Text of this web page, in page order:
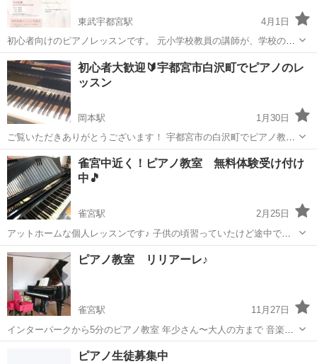
東武宇都宮駅
4月1日
初心者向けのピアノレッスンです。 元小学校教員の講師が、学校の音
楽の授業が楽しくなるようサポートします！ お子様から大人の方ま
で、初めてのチャレンジをお手伝いします。 https://plum-
musicschool.co...
栃木 宇都宮市 東武宇都宮駅 ピアノ 音楽教室
初心者大歓迎🔰宇都宮市白沢町でピアノのレ
ッスン
岡本駅
1月30日
ご覧いただきありがとうございます！ 宇都宮市の白沢町でピアノ教室
を開校しています。岡本町にお住まいの方も通いやすい場所です♪ 指
導歴10年の講師が小さなお子様(4歳～)から大人の方まで幅広くレッス
ンします☺️ ...
栃木 宇都宮市 岡本駅 ピアノ レッスン
雀宮中近く！ピアノ教室 無料体験受け付け
中🎵
雀宮駅
2月25日
アットホームな個人レッスンです♪ 子供の頃習っていたけど途中でや
めてしまった大人の方♫ 楽譜🎼は読めないけど指を動かしてみたいシ
ニアの方♫ 部活や塾で練習する時間がない中学生♪ それぞれご希望に
合わせたレッスンいたし...
栃木 宇都宮市 雀宮駅 ピアノ
ピアノ教室 リリアーレ♪
雀宮駅
11月27日
インターパークから5分のピアノ教室 年少さん〜大人の方まで 音楽を
生涯楽しめる趣味、特技にしませんか？ 否定しないは大前提、 褒めて
伸ばすがモットーです♪ 詳しくはホームページへ ピアノ教室 ...
雀宮駅 ピアノ
ピアノ生徒募集中